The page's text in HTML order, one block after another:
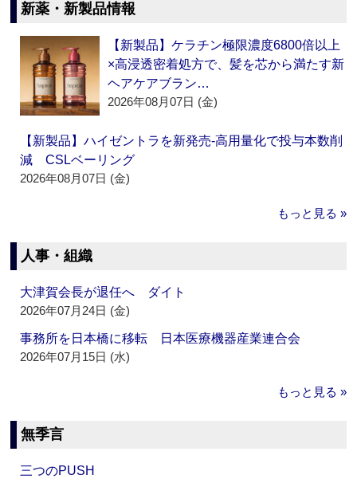
新薬・新製品情報
【新製品】ケラチン極限濃度6800倍以上
×高浸透密着処方で、髪を芯から満たす新
ヘアケアブラン…
2026年08月07日 (金)
【新製品】ハイゼントラを新発売‐高用量化で投与本数削
減 CSLベーリング
2026年08月07日 (金)
もっと見る »
人事・組織
大津賀会長が退任へ ダイト
2026年07月24日 (金)
事務所を日本橋に移転 日本医療機器産業連合会
2026年07月15日 (水)
もっと見る »
無季言
三つのPUSH